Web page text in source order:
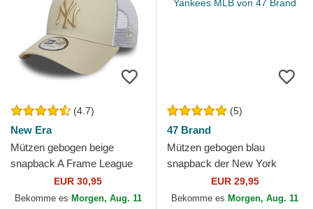
(4.7)
New Era
Mützen gebogen beige
snapback A Frame League
Essential der New York
Yankees MLB von New Era
EUR 30,95
Bekomme es Morgen, Aug. 11
(5)
47 Brand
Mützen gebogen blau
snapback der New York
Yankees MLB von 47 Brand
EUR 29,95
Bekomme es Morgen, Aug. 11